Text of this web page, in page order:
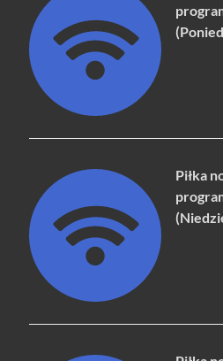
Piłka